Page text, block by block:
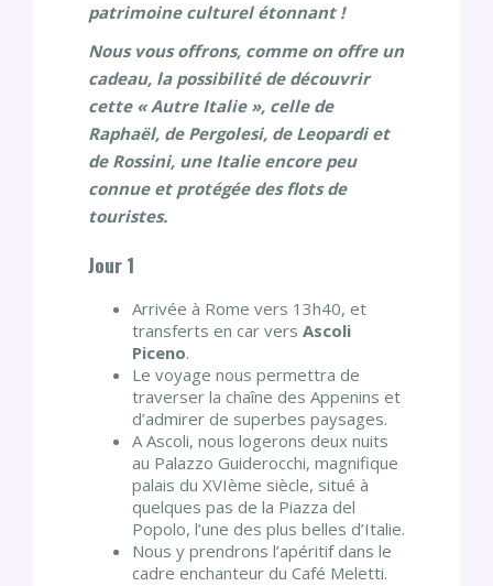
patrimoine culturel étonnant !
Nous vous offrons, comme on offre un
cadeau, la possibilité de découvrir
cette « Autre Italie », celle de
Raphaël, de Pergolesi, de Leopardi et
de Rossini, une Italie encore peu
connue et protégée des flots de
touristes.
Jour 1
Arrivée à Rome vers 13h40, et
transferts en car vers Ascoli
Piceno.
Le voyage nous permettra de
traverser la chaîne des Appenins et
d’admirer de superbes paysages.
A Ascoli, nous logerons deux nuits
au Palazzo Guiderocchi, magnifique
palais du XVIème siècle, situé à
quelques pas de la Piazza del
Popolo, l’une des plus belles d’Italie.
Nous y prendrons l’apéritif dans le
cadre enchanteur du Café Meletti.